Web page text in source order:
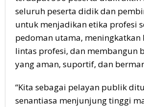
seluruh peserta didik dan
untuk menjadikan etika profesi
pedoman utama, meningkatkan
lintas profesi, dan membangun
yang aman, suportif, dan
“Kita sebagai pelayan publik
senantiasa menjunjung tinggi